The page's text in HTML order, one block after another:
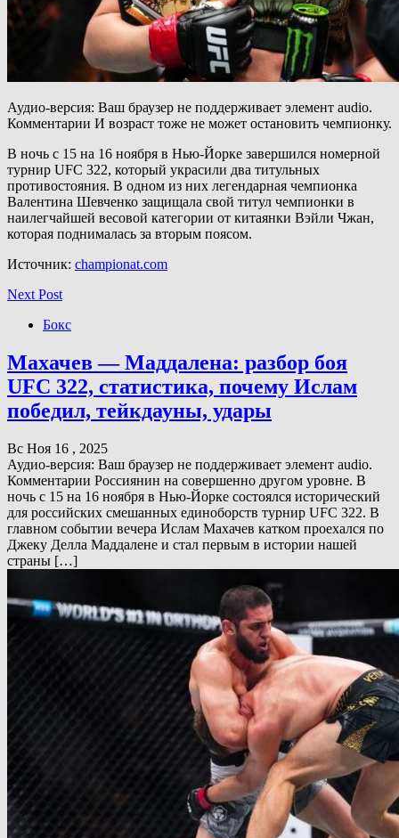
Аудио-версия: Ваш браузер не поддерживает элемент audio.
Комментарии И возраст тоже не может остановить чемпионку.
В ночь с 15 на 16 ноября в Нью-Йорке завершился номерной
турнир UFC 322, который украсили два титульных
противостояния. В одном из них легендарная чемпионка
Валентина Шевченко защищала свой титул чемпионки в
наилегчайшей весовой категории от китаянки Вэйли Чжан,
которая поднималась за вторым поясом.
Источник: championat.com
Next Post
Бокс
Махачев — Маддалена: разбор боя
UFC 322, статистика, почему Ислам
победил, тейкдауны, удары
Вс Ноя 16 , 2025
Аудио-версия: Ваш браузер не поддерживает элемент audio.
Комментарии Россиянин на совершенно другом уровне. В
ночь с 15 на 16 ноября в Нью-Йорке состоялся исторический
для российских смешанных единоборств турнир UFC 322. В
главном событии вечера Ислам Махачев катком проехался по
Джеку Делла Маддалене и стал первым в истории нашей
страны […]